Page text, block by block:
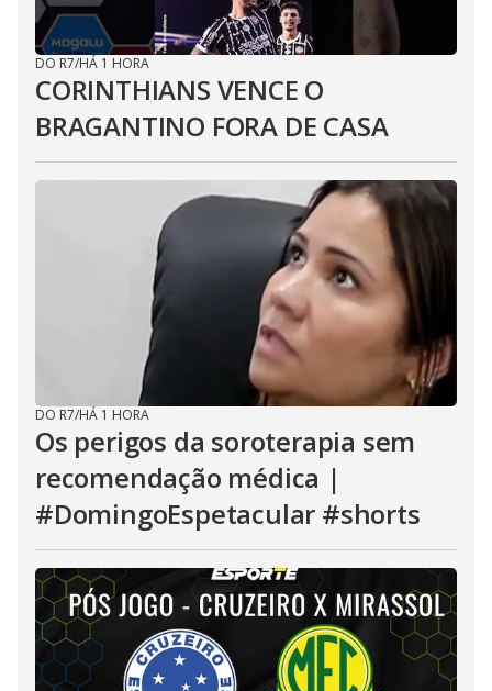
DO R7/HÁ 1 HORA
CORINTHIANS VENCE O
BRAGANTINO FORA DE CASA
DO R7/HÁ 1 HORA
Os perigos da soroterapia sem
recomendação médica |
#DomingoEspetacular #shorts